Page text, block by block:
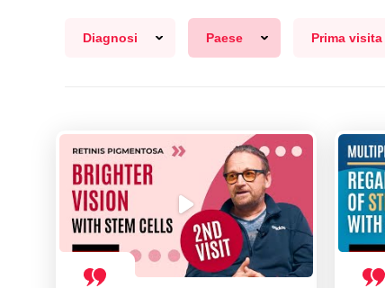
Diagnosi Paese Prima visita